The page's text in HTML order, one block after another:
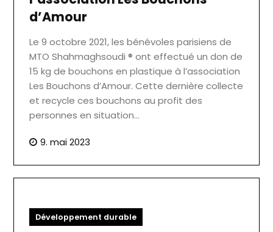
d’Amour
Le 9 octobre 2021, les bénévoles parisiens de
MTO Shahmaghsoudi ® ont effectué un don de
15 kg de bouchons en plastique à l’association
Les Bouchons d’Amour. Cette dernière collecte
et recycle ces bouchons au profit des
personnes en situation…
9. mai 2023
Développement durable